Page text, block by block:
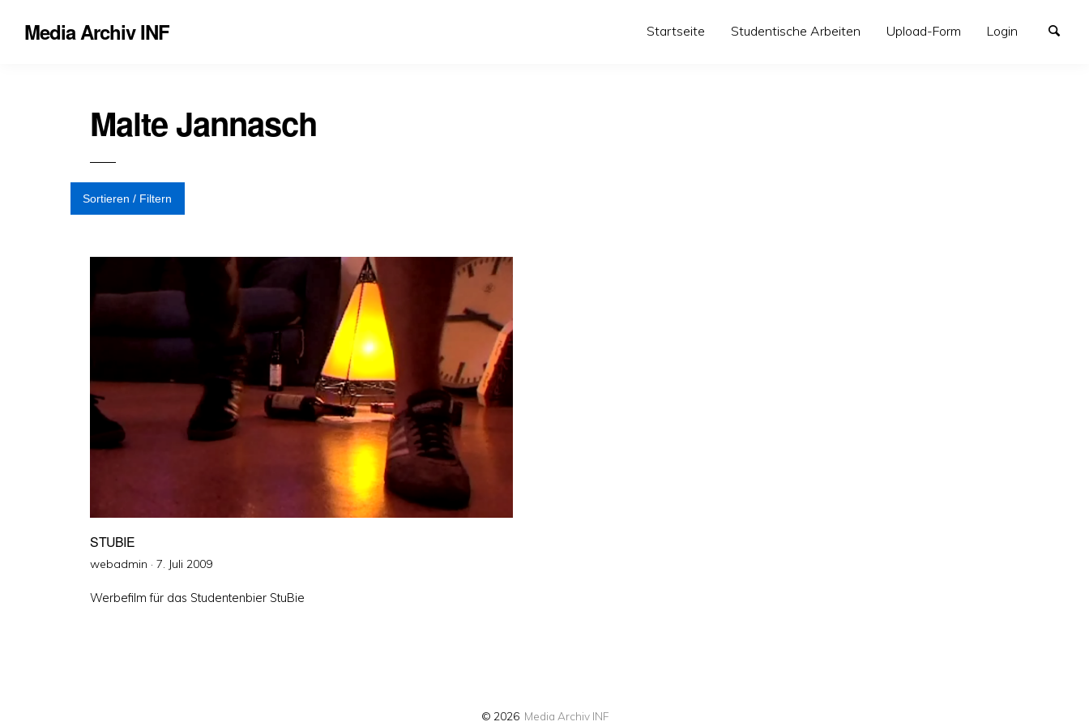
Media Archiv INF Startseite Studentische Arbeiten Upload-Form Login
Malte Jannasch
Sortieren / Filtern
STUBIE
webadmin · Veröffentlicht
7. Juli 2009
Werbefilm für das Studentenbier StuBie
© 2026 Media Archiv INF